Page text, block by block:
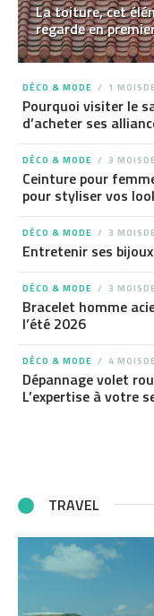
La toiture, cet
regarde en
DÉCO & MODE 1
Pourquoi visiter le
d’acheter ses
DÉCO & MODE 3
Ceinture pour
pour styliser vos
DÉCO & MODE 3
Entretenir ses
DÉCO & MODE 3
Bracelet homme
l’été 2026
DÉCO & MODE 4
Dépannage volet
L’expertise à votre
TRAVEL